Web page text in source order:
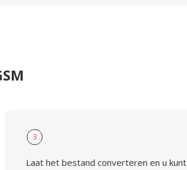
3
Laat het bestand converteren en u kunt